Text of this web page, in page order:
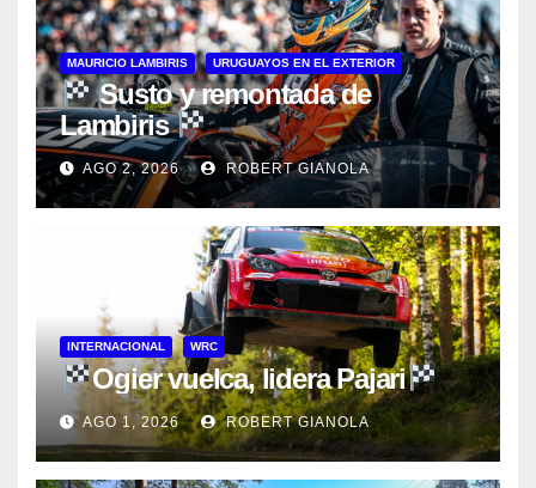
MAURICIO LAMBIRIS URUGUAYOS EN EL EXTERIOR
Susto y remontada de
Lambiris
AGO 2, 2026 ROBERT GIANOLA
INTERNACIONAL WRC
Ogier vuelca, lidera Pajari
AGO 1, 2026 ROBERT GIANOLA